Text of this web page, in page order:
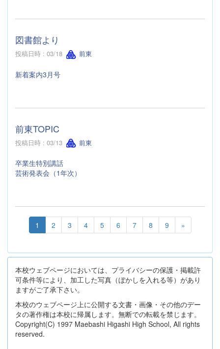
図書館より
投稿日時 : 03/18 前東
新着案内3月号
前東TOPIC
投稿日時 : 03/13 前東
卒業生特別講話
芸術発表会（1年次）
1 2 3 4 5 6 7 8 9 »
本校ウェブページにおいては、プライバシーの保護・掲載許
可条件等により、加工した写真（ぼかしを入れる等）があり
ますがご了承下さい。
本校のウェブページ上に公開する文書・画像・その他のデー
タの著作権は本校に帰属します。無断での転載を禁じます。
Copyright(C) 1997 Maebashi Higashi High School, All rights
reserved.